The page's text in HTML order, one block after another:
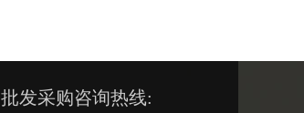
批发采购咨询热线: